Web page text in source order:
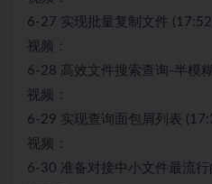
6-27 实现批量复制文件
视频：
6-28 高效文件搜索查询-半模
视频：
6-29 实现查询面包屑列表
视频：
6-30 准备对接中小文件最流行